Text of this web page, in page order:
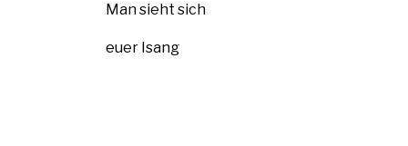
Man sieht sich
euer Isang